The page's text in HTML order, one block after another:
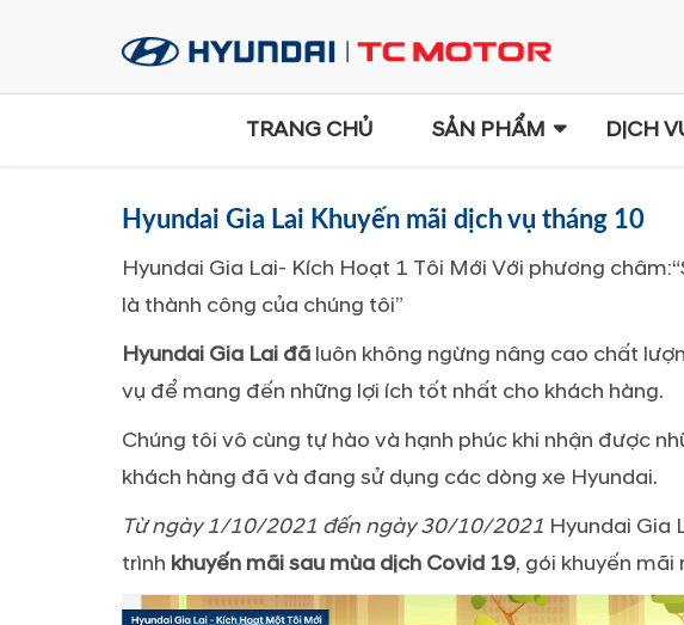
TRANG CHỦ SẢN PHẨM DỊCH
Hyundai Gia Lai Khuyến mãi dịch vụ tháng 10
Hyundai Gia Lai- Kích Hoạt 1 Tôi Mới Với phương
là thành công của chúng tôi”
Hyundai Gia Lai đã luôn không ngừng nâng cao chất
vụ để mang đến những lợi ích tốt nhất cho khách hàng.
Chúng tôi vô cùng tự hào và hạnh phúc khi nhận được
khách hàng đã và đang sử dụng các dòng xe Hyundai.
Từ ngày 1/10/2021 đến ngày 30/10/2021 Hyundai Gia
trình khuyến mãi sau mùa dịch Covid 19, gói khuyến mãi